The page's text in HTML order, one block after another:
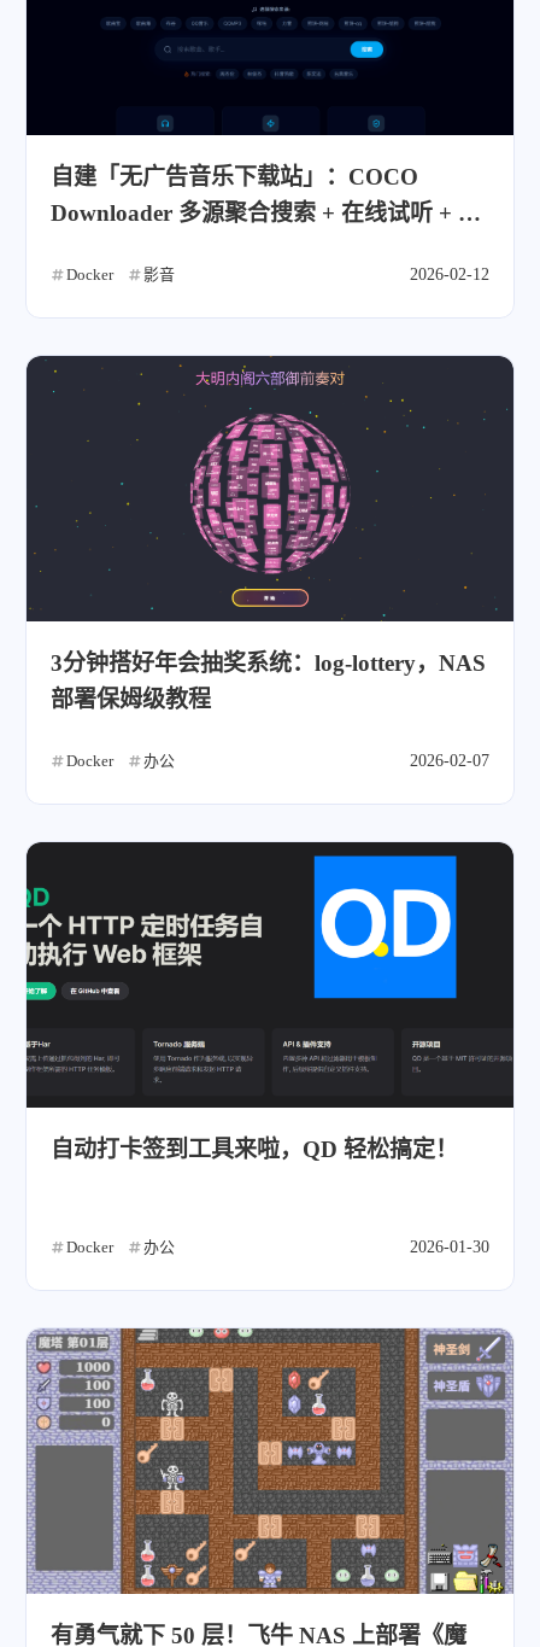
自建「无广告音乐下载站」：COCO
Downloader 多源聚合搜索 + 在线试听 + 批
Docker 影音 2026-02-12
3分钟搭好年会抽奖系统：log-lottery，NAS
部署保姆级教程
Docker 办公 2026-02-07
自动打卡签到工具来啦，QD 轻松搞定！
Docker 办公 2026-01-30
有勇气就下 50 层！飞牛 NAS 上部署《魔